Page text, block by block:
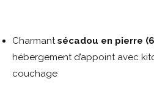
Charmant sécadou en pierre
hébergement d’appoint avec
couchage